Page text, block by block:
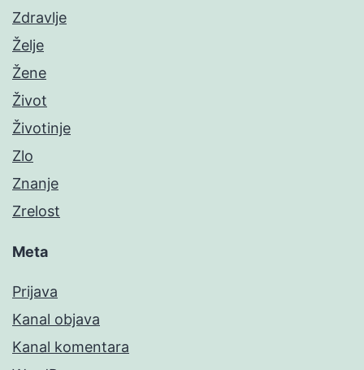
Zdravlje
Želje
Žene
Život
Životinje
Zlo
Znanje
Zrelost
Meta
Prijava
Kanal objava
Kanal komentara